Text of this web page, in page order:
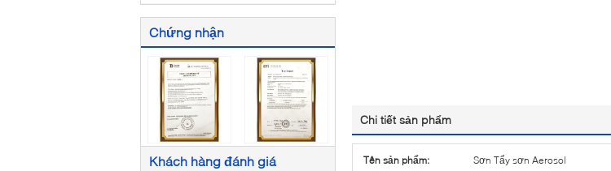
Chứng nhận
Khách hàng đánh giá
Chi tiết sản phẩm
Tên sản phẩm: Sơn Tẩy sơn Aerosol